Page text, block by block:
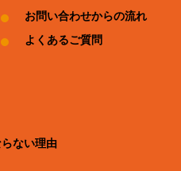
お問い合わせからの流れ
よくあるご質問
ない理由